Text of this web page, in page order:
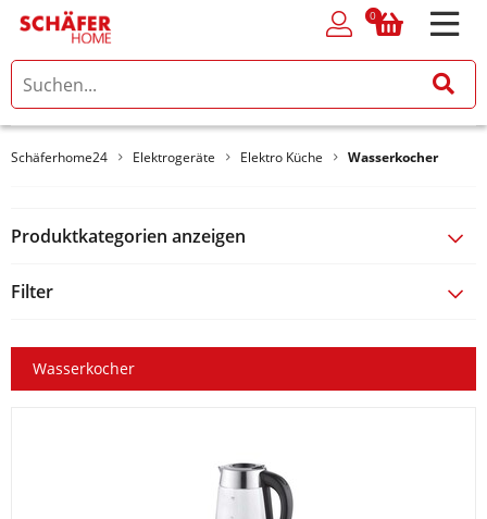
0
0
Schäferhome24 Elektrogeräte Elektro Küche Wasserkocher
Produktkategorien anzeigen
Filter
Wasserkocher